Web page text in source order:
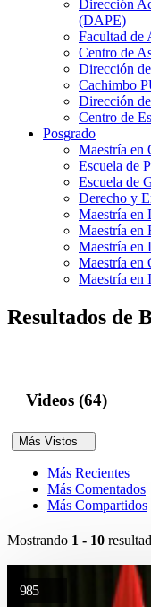
Dirección
(DAPE)
Facultad de
Centro de
Dirección
Cachimbo
Dirección
Centro de
Posgrado
Maestría en
Escuela de
Escuela de
Derecho y
Maestría en
Maestría en
Maestría en
Maestría en
Maestría en
Resultados de
Videos (64)
Más Vistos
Más Recientes
Más Comentados
Más Compartidos
Mostrando 1 - 10
985